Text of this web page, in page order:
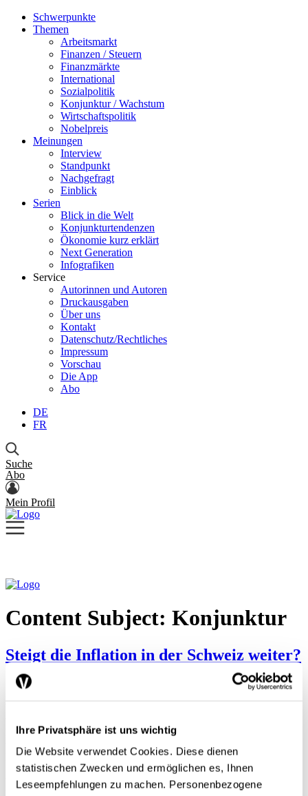
Ihre Privatsphäre ist uns wichtig
Die Website verwendet Cookies. Diese dienen
statistischen Zwecken und ermöglichen es, Ihnen
Leseempfehlungen zu machen. Personenbezogene
Schwerpunkte
Themen
Arbeitsmarkt
Finanzen / Steuern
Finanzmärkte
International
Sozialpolitik
Konjunktur / Wachstum
Wirtschaftspolitik
Nobelpreis
Meinungen
Interview
Standpunkt
Nachgefragt
Einblick
Serien
Blick in die Welt
Konjunkturtendenzen
Ökonomie kurz erklärt
Next Generation
Infografiken
Service
Autorinnen und Autoren
Druckausgaben
Über uns
Kontakt
Datenschutz/Rechtliches
Impressum
Vorschau
Die App
Abo
DE
FR
Suche
Abo
Mein Profil
Content Subject: Konjunktur
Steigt die Inflation in der Schweiz weiter?
Relative Preisänderungen einzelner Güter sind ein normaler und
wichtiger Bestandteil einer Marktwirtschaft: Sie signalisieren
Knappheiten, veränderte Konsumgewohnheiten oder technologische
Fortschritte.
Von Inflation spricht man erst dann, wenn die Preise eines breiten